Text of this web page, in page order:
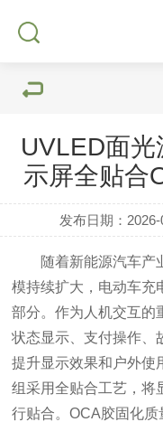
UVLED面
示屏全贴合
发布日期：
随着新能源汽车产业
模持续扩大，电动车充
部分。作为人机交互的
状态显示、支付操作、
提升显示效果和户外使
组采用全贴合工艺，将
行贴合。OCA胶固化